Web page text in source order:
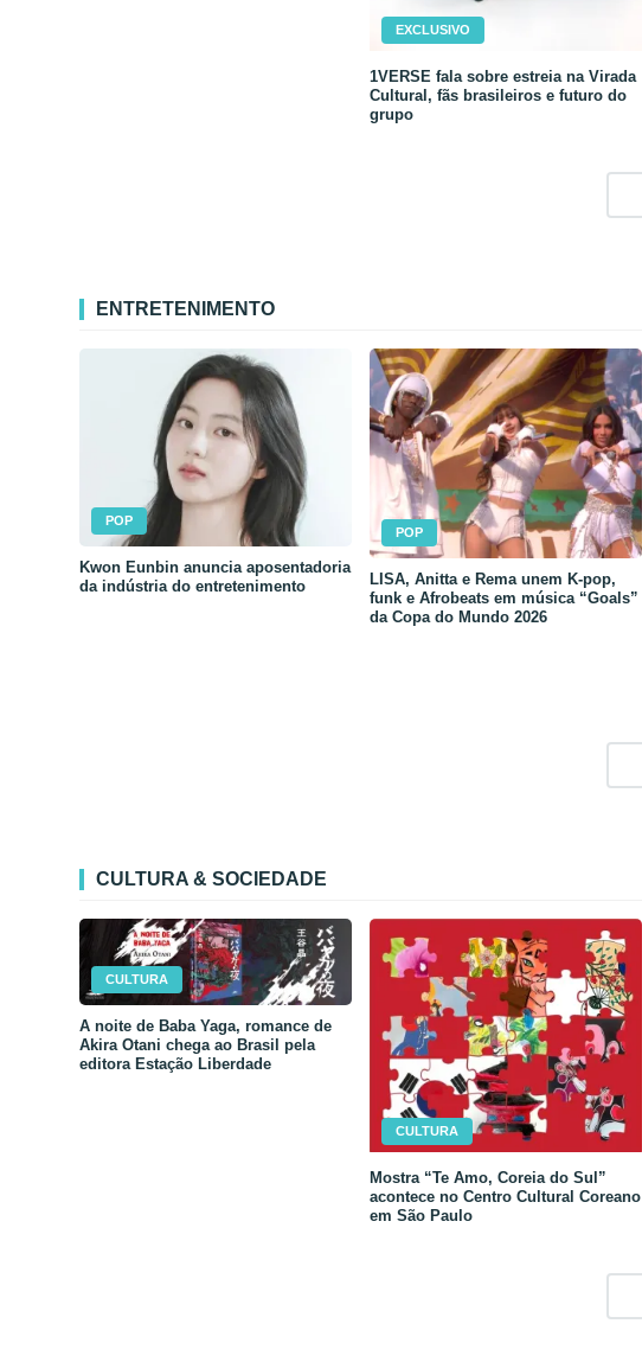
EXCLUSIVO
1VERSE fala sobre estreia na Virada
Cultural, fãs brasileiros e futuro do
grupo
ENTRETENIMENTO
POP
Kwon Eunbin anuncia aposentadoria
da indústria do entretenimento
POP
LISA, Anitta e Rema unem K-pop,
funk e Afrobeats em música “Goals”
da Copa do Mundo 2026
CULTURA & SOCIEDADE
CULTURA
A noite de Baba Yaga, romance de
Akira Otani chega ao Brasil pela
editora Estação Liberdade
CULTURA
Mostra “Te Amo, Coreia do Sul”
acontece no Centro Cultural Coreano
em São Paulo